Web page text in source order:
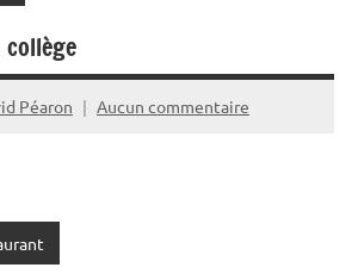
Péaron Aucun commentaire